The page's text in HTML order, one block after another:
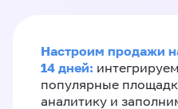
Настроим продажи
14 дней:
популярные
аналитику и